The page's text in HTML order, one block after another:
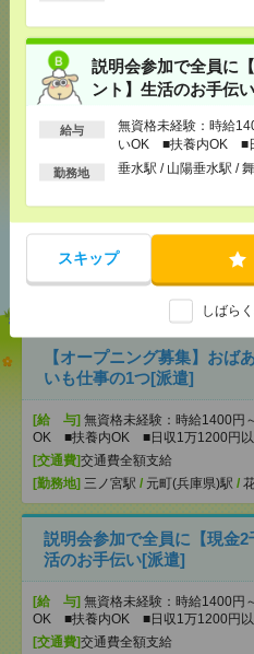
説明会参加で全員に
ント】生活のお手伝
給与
無資格未経験：時給
いOK ■扶養内OK ■
以上
勤務地 垂水駅 / 山陽垂水駅 /
スキップ
しばら
メール で送る
あなたの閲覧履歴
おすすめ
【オープニング募集】おば
いも仕事の1つ[派遣]
[給 与] 無資格未経験：時給1400
OK ■扶養内OK ■日収1万1200円
[交通費]交通費全額支給
[勤務地] 三ノ宮駅 / 元町(兵庫県)駅 /
説明会参加で全員に【現金
活のお手伝い[派遣]
[給 与] 無資格未経験：時給1400
OK ■扶養内OK ■日収1万1200円
[交通費]交通費全額支給